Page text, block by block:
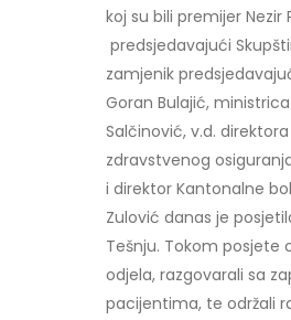
koj su bili premijer Nezir
predsjedavajući
zamjenik
Goran Bulajić,
Salčinović, v.d.
zdravstvenog
i direktor Kantonalne
Zulović danas je
Tešnju. Tokom posjete
odjela, razgovarali sa
pacijentima, te održali